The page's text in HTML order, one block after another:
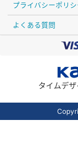
プライバシーポリシ
よくある質問
タイムデザ